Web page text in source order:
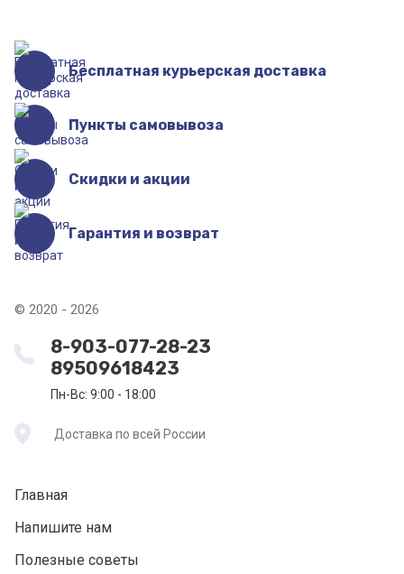
Бесплатная курьерская доставка
Пункты самовывоза
Скидки и акции
Гарантия и возврат
© 2020 - 2026
8-903-077-28-23
89509618423
Пн-Вс: 9:00 - 18:00
Доставка по всей России
Главная
Напишите нам
Полезные советы